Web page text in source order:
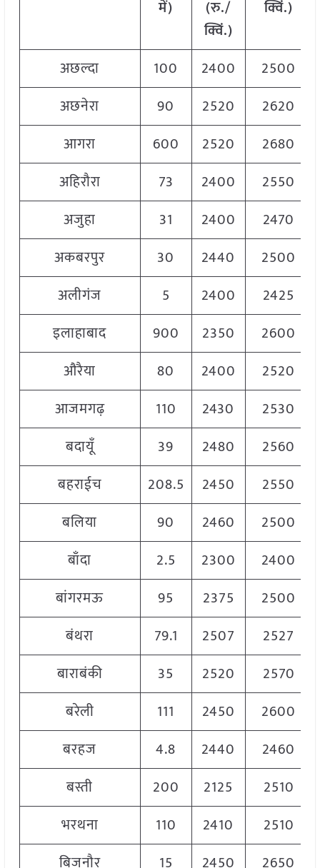
में)
(रु./
क्विं.)
क्विं.)
अछल्दा 100 2400
2500
अछनेरा
90 2520
2620
आगरा
600 2520
2680
अहिरौरा
73 2400
2550
अजुहा
31 2400
2470
अकबरपुर
30 2440
2500
अलीगंज
5 2400
2425
इलाहाबाद
900 2350
2600
औरैया
80 2400
2520
आजमगढ़
110 2430
2530
बदायूँ
39 2480
2560
बहराईच
208.5 2450 2550
बलिया
90 2460
2500
बाँदा
2.5 2300
2400
बांगरमऊ
95 2375
2500
बंथरा
79.1 2507
2527
बाराबंकी
35 2520
2570
बरेली
111 2450
2600
बरहज
4.8 2440
2460
बस्ती
200 2125
2510
भरथना
110 2410
2510
बिजनौर
15 2450 2650